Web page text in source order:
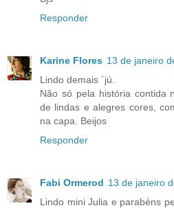
Responder
Karine Flores 13 de janeiro
Lindo demais ´jú.
Não só pela história contida
de lindas e alegres cores,
na capa. Beijos
Responder
Fabi Ormerod 13 de janeiro
Lindo mini Julia e parabéns